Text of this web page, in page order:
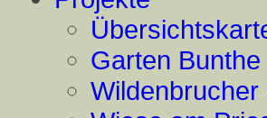
Garten Bunthe
Wildenbrucher